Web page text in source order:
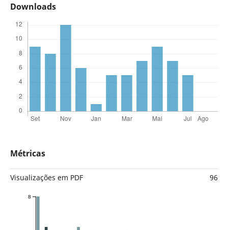
Downloads
Métricas
Visualizações em PDF 96
8